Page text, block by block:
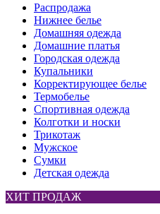
Распродажа
Нижнее белье
Домашняя одежда
Домашние платья
Городская одежда
Купальники
Корректирующее белье
Термобелье
Спортивная одежда
Колготки и носки
Трикотаж
Мужское
Сумки
Детская одежда
ХИТ ПРОДАЖ